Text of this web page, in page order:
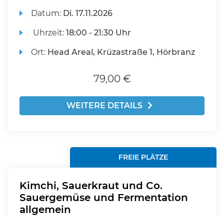
Datum: Di. 17.11.2026
Uhrzeit:18:00 - 21:30 Uhr
Ort: Head Areal, Krüzastraße 1, Hörbranz
79,00 €
WEITERE DETAILS
FREIE PLÄTZE
Kimchi, Sauerkraut und Co.
Sauergemüse und Fermentation
allgemein